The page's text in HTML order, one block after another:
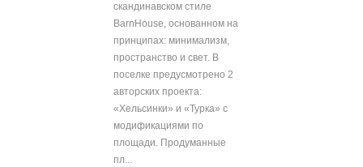
скандинавском стиле
BarnHouse, основанном на
принципах: минимализм,
пространство и свет. В
поселке предусмотрено 2
авторских проекта:
«Хельсинки» и «Турка» с
модификациями по
площади. Продуманные
пл...